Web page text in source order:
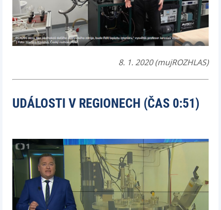
8. 1. 2020 (mujROZHLAS)
UDÁLOSTI V REGIONECH (ČAS 0:51)